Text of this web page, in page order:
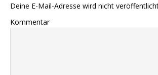
Deine E-Mail-Adresse wird nicht
Kommentar